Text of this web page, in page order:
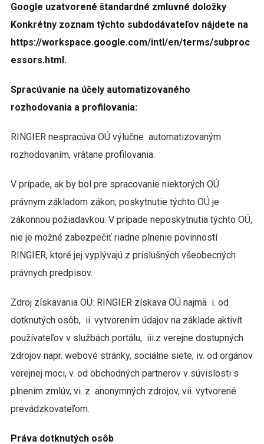
Google uzatvorené štandardné zmluvné doložky
Konkrétny zoznam týchto subdodávateľov nájdete na
https://workspace.google.com/intl/en/terms/subproc
essors.html.
Spracúvanie na účely automatizovaného
rozhodovania a profilovania:
RINGIER nespracúva OÚ výlučne automatizovaným
rozhodovaním, vrátane profilovania.
V prípade, ak by bol pre spracovanie niektorých OÚ
právnym základom zákon, poskytnutie týchto OÚ je
zákonnou požiadavkou. V prípade neposkytnutia týchto OÚ,
nie je možné zabezpečiť riadne plnenie povinností
RINGIER, ktoré jej vyplývajú z príslušných všeobecných
právnych predpisov.
Zdroj získavania OÚ: RINGIER získava OÚ najmä i. od
dotknutých osôb, ii. vytvorením údajov na základe aktivít
používateľov v službách portálu, iii.z verejne dostupných
zdrojov napr. webové stránky, sociálne siete; iv. od orgánov
verejnej moci, v. od obchodných partnerov v súvislosti s
plnením zmlúv, vi. z anonymných zdrojov, vii. vytvorené
prevádzkovateľom.
Práva dotknutých osôb